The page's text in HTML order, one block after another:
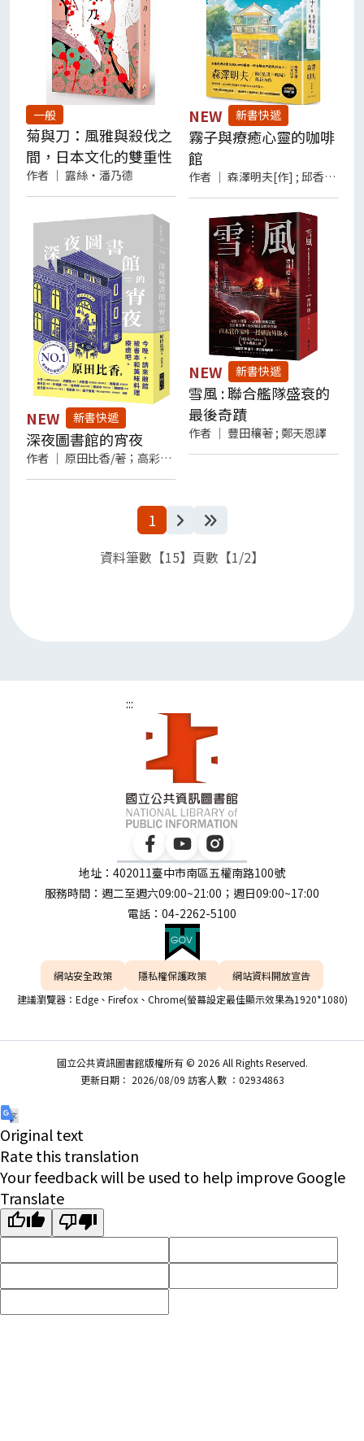
一般
菊與刀：風雅與殺伐之
間，日本文化的雙重性
作者 ｜ 露絲‧潘乃德
NEW 新書快遞
霧子與療癒心靈的咖啡
館
作者 ｜ 森澤明夫[作] ; 邱香凝譯
NEW 新書快遞
深夜圖書館的宵夜
作者 ｜ 原田比香/著；高彩雯/譯
NEW 新書快遞
雪風 : 聯合艦隊盛衰的
最後奇蹟
作者 ｜ 豐田穰著 ; 鄭天恩譯
1 下一頁最後一頁
資料筆數【15】頁數【1/2】
:::
地址：402011臺中市南區五權南路100號
服務時間：週二至週六09:00~21:00；週日09:00~17:00
電話：04-2262-5100
網站安全政策 隱私權保護政策
網站資料開放宣告
建議瀏覽器：Edge、Firefox、Chrome(螢幕設定最佳顯示效果為1920*1080)
國立公共資訊圖書館版權所有 © 2026 All Rights Reserved.
更新日期： 2026/08/09 訪客人數 ：02934863
Original text
Rate this translation
Your feedback will be used to help improve Google
Translate